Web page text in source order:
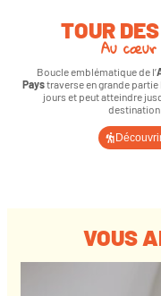
TOUR
Au cœur
Boucle emblématique de l’
Paystraverse en grande partie
jours et peut atteindre
destination
VOUS